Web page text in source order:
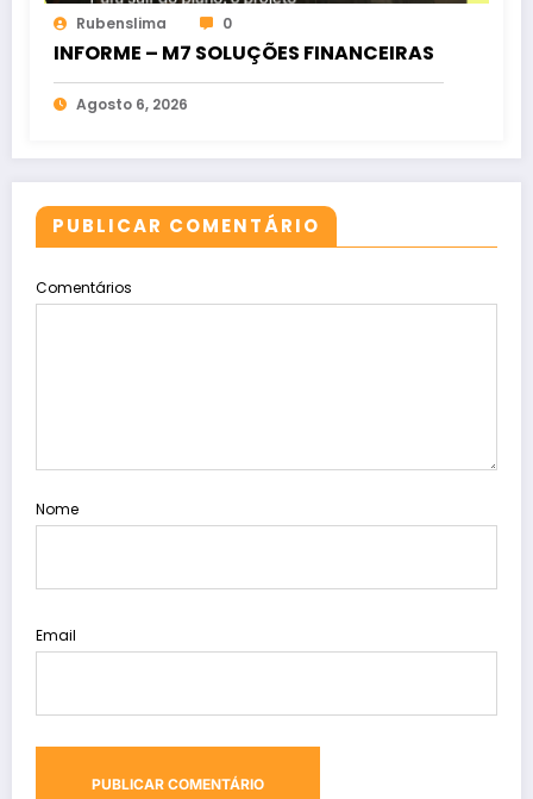
Rubenslima 0
INFORME – M7 SOLUÇÕES FINANCEIRAS
Agosto 6, 2026
PUBLICAR COMENTÁRIO
Comentários
Nome
Email